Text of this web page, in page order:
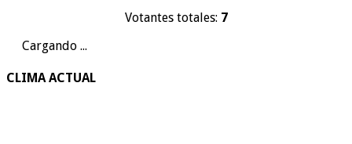
Votantes totales: 7
Cargando ...
CLIMA ACTUAL